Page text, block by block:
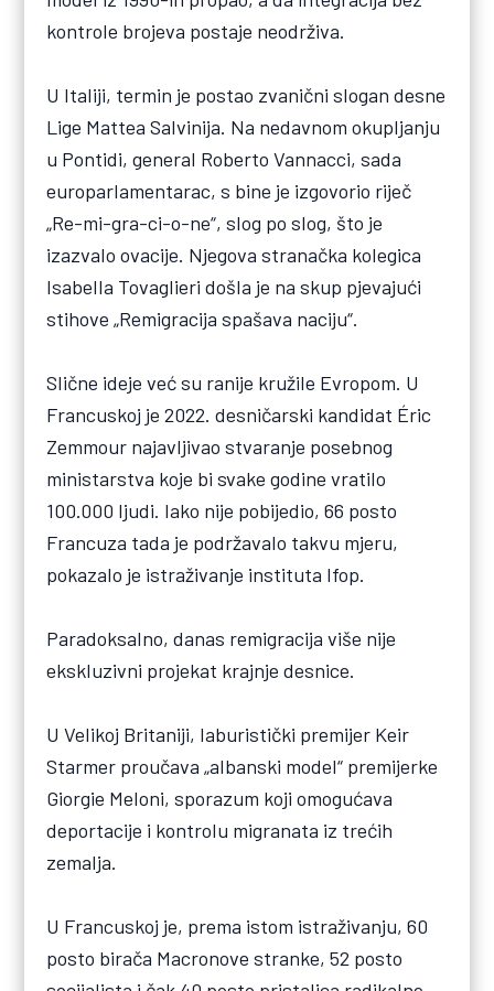
kontrole brojeva postaje neodrživa.
U Italiji, termin je postao zvanični slogan desne
Lige Mattea Salvinija. Na nedavnom okupljanju
u Pontidi, general Roberto Vannacci, sada
europarlamentarac, s bine je izgovorio riječ
„Re-mi-gra-ci-o-ne“, slog po slog, što je
izazvalo ovacije. Njegova stranačka kolegica
Isabella Tovaglieri došla je na skup pjevajući
stihove „Remigracija spašava naciju“.
Slične ideje već su ranije kružile Evropom. U
Francuskoj je 2022. desničarski kandidat Éric
Zemmour najavljivao stvaranje posebnog
ministarstva koje bi svake godine vratilo
100.000 ljudi. Iako nije pobijedio, 66 posto
Francuza tada je podržavalo takvu mjeru,
pokazalo je istraživanje instituta Ifop.
Paradoksalno, danas remigracija više nije
ekskluzivni projekat krajnje desnice.
U Velikoj Britaniji, laburistički premijer Keir
Starmer proučava „albanski model“ premijerke
Giorgie Meloni, sporazum koji omogućava
deportacije i kontrolu migranata iz trećih
zemalja.
U Francuskoj je, prema istom istraživanju, 60
posto birača Macronove stranke, 52 posto